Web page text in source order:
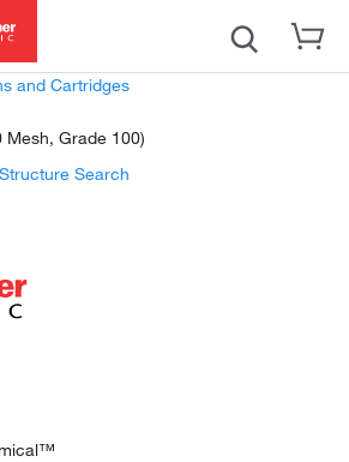
and Cartridges
Mesh, Grade 100)
Structure Search